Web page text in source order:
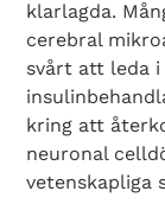
klarlagda.
cerebral
svårt att leda i
kring att
neuronal
vetenskapliga